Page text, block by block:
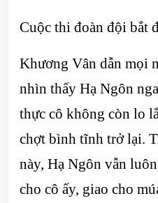
Cuộc thi đoàn đội bắt
Khương Vân dẫn mọi
nhìn thấy Hạ Ngôn
thực cô không còn lo
chợt bình tĩnh trở lại.
này, Hạ Ngôn vẫn
cho cô ấy, giao cho